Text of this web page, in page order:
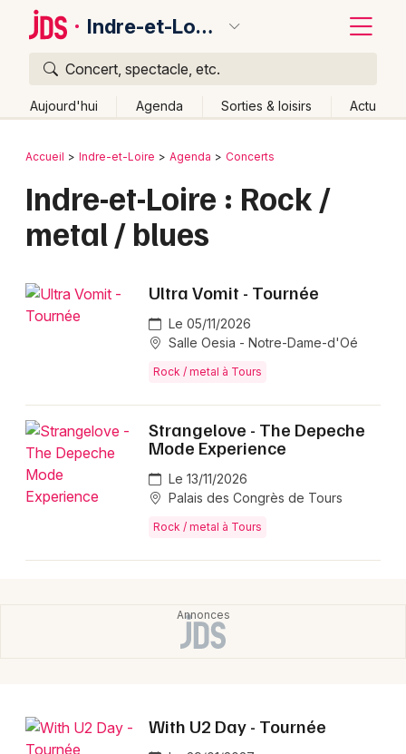
Indre-et-Loire
Concert, spectacle, etc.
Aujourd'hui Agenda Sorties & loisirs Actu
Publier un événement
Activité & Expérience
Spectacles
Concerts
Rock / metal dans le Centre
Bordeaux
Colmar
Lyon
Nantes
Nice
Strasbourg
Retour
Accueil Indre-et-Loire Agenda Concerts
Indre-et-Loire : Rock /
metal / blues
Ultra Vomit - Tournée
Le 05/11/2026
Salle Oesia - Notre-Dame-d'Oé
Rock / metal à Tours
Strangelove - The Depeche
Mode Experience
Le 13/11/2026
Palais des Congrès de Tours
Rock / metal à Tours
With U2 Day - Tournée
Quoi ?
Où ?
Changer de lieu
Quand ?